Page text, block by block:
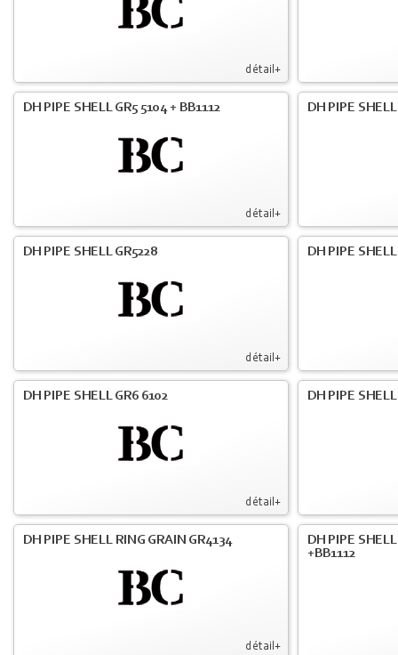
détail+
détail+
DH PIPE SHELL GR5 5104 + BB1112 DH PIPE
détail+
DH PIPE SHELL GR5228 DH PIPE
détail+
DH PIPE SHELL GR6 6102 DH PIPE
détail+
DH PIPE SHELL RING GRAIN GR4134
DH PIPE
+BB1112